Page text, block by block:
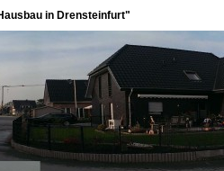
in Drensteinfurt"